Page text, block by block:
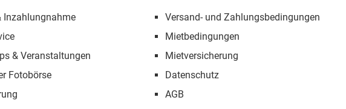
Inzahlungnahme
& Veranstaltungen
Fotobörse
Versand- und Zahlungsbedingungen
Mietbedingungen
Mietversicherung
Datenschutz
AGB